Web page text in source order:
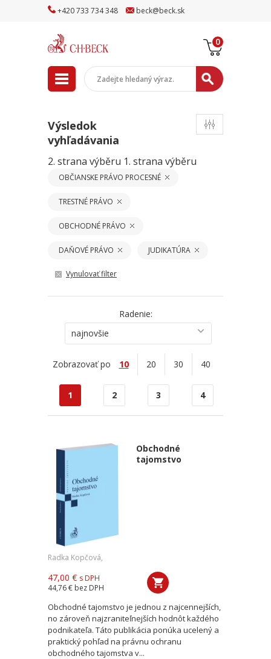
+420733 734348 beck@beck.sk
0
Výsledok
vyhľadávania
2. strana výběru 1. strana výběru
OBČIANSKE PRÁVO PROCESNÉ
TRESTNÉ PRÁVO
OBCHODNÉ PRÁVO
DAŇOVÉ PRÁVO JUDIKATÚRA
Vynulovať filter
Radenie:
najnovšie
Zobrazovať po 10 20 30 40
1 2 3 4
Obchodné
tajomstvo
Radka Kopčová,
47,00 € s DPH
44,76 € bez DPH
Obchodné tajomstvo je jednou z najcennejších,
no zároveň najzraniteľnejších hodnôt každého
podnikateľa. Táto publikácia ponúka ucelený a
praktický pohľad na právnu ochranu
obchodného tajomstva v...